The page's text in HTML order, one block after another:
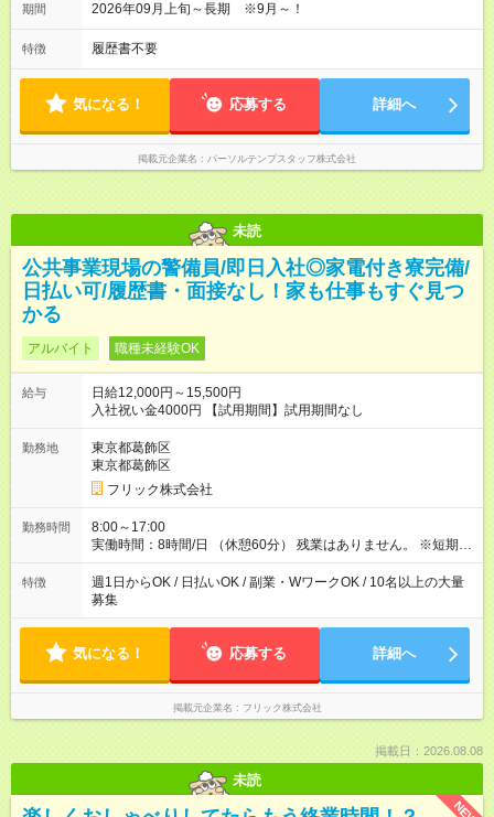
期間 2026年09月上旬～長期 ※9月～！
特徴 履歴書不要
気になる！ 応募する 詳細へ
掲載元企業名 パーソルテンプスタッフ株式会社
未読
公共事業現場の警備員/即日入社◎家電付き寮完備/
日払い可/履歴書・面接なし！家も仕事もすぐ見つ
かる
アルバイト 職種未経験OK
給与
日給12,000円～15,500円
入社祝い金4000円 【試用期間】試用期間なし
勤務地
東京都葛飾区
東京都葛飾区
フリック株式会社
勤務時間
8:00～17:00
実働時間：8時間/日 （休憩60分） 残業はありません。 ※短期の
募集は行っておりません。予めご了承くださいませ。
特徴
週1日からOK / 日払いOK / 副業・WワークOK / 10名以上の大量
募集
気になる！ 応募する 詳細へ
掲載元企業名 フリック株式会社
掲載日：2026.08.08
未読